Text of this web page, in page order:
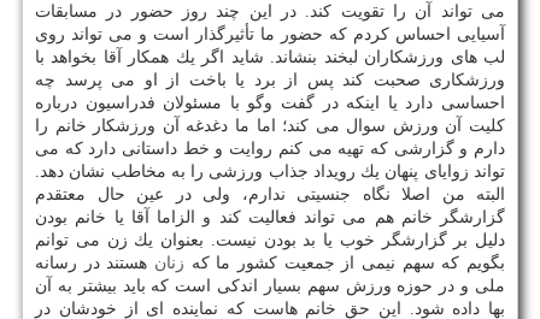
می تواند آن را تقویت كند. در این چند روز حضور در مسابقات
آسیایی احساس كردم كه حضور ما تأثیرگذار است و می تواند روی
لب های ورزشكاران لبخند بنشاند. شاید اگر یك همكار آقا بخواهد با
ورزشكاری صحبت كند پس از برد یا باخت از او می پرسد چه
احساسی دارد یا اینكه در گفت وگو با مسئولان فدراسیون درباره
كلیت آن ورزش سوال می كند؛ اما ما دغدغه آن ورزشكار خانم را
دارم و گزارشی كه تهیه می كنم روایت و خط داستانی دارد كه می
تواند زوایای پنهان یك رویداد جذاب ورزشی را به مخاطب نشان دهد.
البته من اصلا نگاه جنسیتی ندارم، ولی در عین حال معتقدم
گزارشگر خانم هم می تواند فعالیت كند و الزاما آقا یا خانم بودن
دلیل بر گزارشگر خوب یا بد بودن نیست. بعنوان یك زن می توانم
بگویم كه سهم نیمی از جمعیت كشور ما كه زنان هستند در رسانه
ملی و در حوزه ورزش سهم بسیار اندكی است كه باید بیشتر به آن
بها داده شود. این حق خانم هاست كه نماینده ای از خودشان در